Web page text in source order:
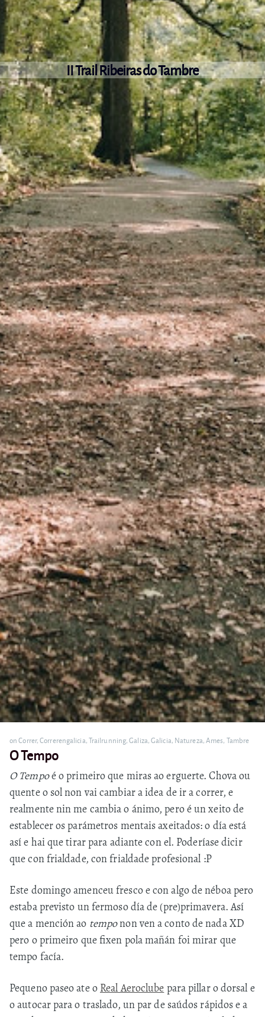
II Trail Ribeiras do Tambre
onCorrer,Correrengalicia,Trailrunning,Galiza,Galicia, Natureza,Ames, Tambre
O Tempo
O Tempoé o primeiro que miras ao erguerte. Chova ou
quente o sol non vai cambiar a idea de ir a correr, e
realmente nin me cambia o ánimo, pero é un xeito de
establecer os parámetros mentais axeitados: o día está
así e hai que tirar para adiante con el. Poderíase dicir
que con frialdade, con frialdade profesional :P
Este domingo amenceu fresco e con algo de néboa pero
estaba previsto un fermoso día de (pre)primavera. Así
que a mención ao temponon ven a conto de nada XD
pero o primeiro que fixen pola mañán foi mirar que
tempo facía.
Pequeno paseo ate o Real Aeroclube para pillar o dorsal e
o autocar para o traslado, un par de saúdos rápidos e a